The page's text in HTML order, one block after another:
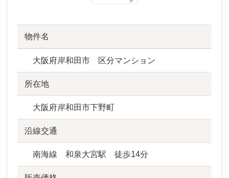
物件名
大阪府岸和田市 区分マンション
所在地
大阪府岸和田市下野町
沿線交通
南海線 和泉大宮駅 徒歩14分